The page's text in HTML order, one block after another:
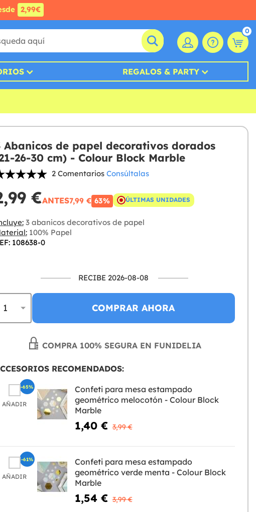
2,99€
0
REGALOS & PARTY
Abanicos de papel decorativos dorados
26-30 cm) - Colour Block Marble
2 Comentarios Consúltalas
€ANTES7,99 € 63% ÚLTIMAS UNIDADES
3 abanicos decorativos de papel
100% Papel
108638-0
RECIBE 2026-08-08
COMPRAR AHORA
COMPRA 100% SEGURA EN FUNIDELIA
RECOMENDADOS:
AÑADIR
Confeti para mesa estampado
geométrico melocotón - Colour Block
Marble
1,40 € 3,99 €
-65%
AÑADIR
Confeti para mesa estampado
geométrico verde menta - Colour Block
Marble
1,54 € 3,99 €
-61%